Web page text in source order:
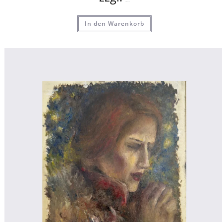
In den Warenkorb